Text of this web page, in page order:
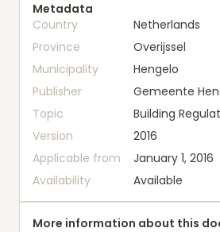
Metadata
Country
Netherlands
Province
Overijssel
Municipality
Hengelo
Publisher
Gemeente
Topic
Building
Version
2016
Applicable from
January 1, 2016
Availability
Available
More information about this